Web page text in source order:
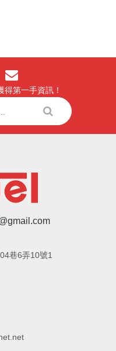
第一手資訊！
巷6弄10號1